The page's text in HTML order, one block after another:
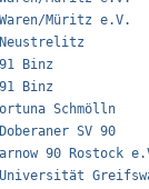
LAV Waren/
PSV
97 SSV
97 SSV
SV Fortuna
Doberaner
90
Universität